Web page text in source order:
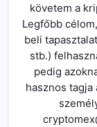
követem a
Legfőbb
beli
stb.)
pedig
hasznos tagja